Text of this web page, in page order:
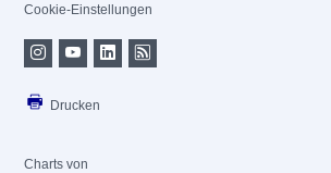
Cookie-Einstellungen
Drucken
Charts von